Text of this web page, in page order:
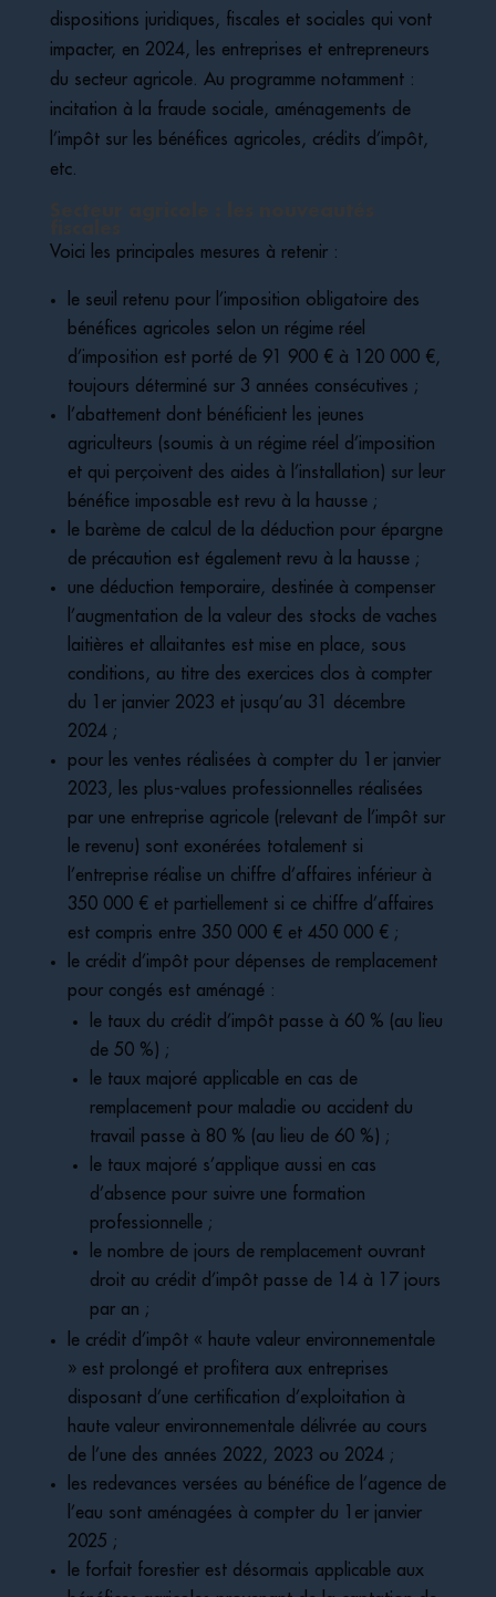
dispositions juridiques, fiscales et sociales qui vont
impacter, en 2024, les entreprises et entrepreneurs
du secteur agricole. Au programme notamment :
incitation à la fraude sociale, aménagements de
l’impôt sur les bénéfices agricoles, crédits d’impôt,
etc.
Voici les principales mesures à retenir :
le seuil retenu pour l’imposition obligatoire des
bénéfices agricoles selon un régime réel
d’imposition est porté de 91 900 € à 120 000 €,
toujours déterminé sur 3 années consécutives ;
l’abattement dont bénéficient les jeunes
agriculteurs (soumis à un régime réel d’imposition
et qui perçoivent des aides à l’installation) sur leur
bénéfice imposable est revu à la hausse ;
le barème de calcul de la déduction pour épargne
de précaution est également revu à la hausse ;
une déduction temporaire, destinée à compenser
l’augmentation de la valeur des stocks de vaches
laitières et allaitantes est mise en place, sous
conditions, au titre des exercices clos à compter
du 1er janvier 2023 et jusqu’au 31 décembre
2024 ;
pour les ventes réalisées à compter du 1er janvier
2023, les plus-values professionnelles réalisées
par une entreprise agricole (relevant de l’impôt sur
le revenu) sont exonérées totalement si
l’entreprise réalise un chiffre d’affaires inférieur à
350 000 € et partiellement si ce chiffre d’affaires
est compris entre 350 000 € et 450 000 € ;
le crédit d’impôt pour dépenses de remplacement
pour congés est aménagé :
le taux du crédit d’impôt passe à 60 % (au lieu
de 50 %) ;
le taux majoré applicable en cas de
remplacement pour maladie ou accident du
travail passe à 80 % (au lieu de 60 %) ;
le taux majoré s’applique aussi en cas
d’absence pour suivre une formation
professionnelle ;
le nombre de jours de remplacement ouvrant
droit au crédit d’impôt passe de 14 à 17 jours
par an ;
le crédit d’impôt « haute valeur environnementale
» est prolongé et profitera aux entreprises
disposant d’une certification d’exploitation à
haute valeur environnementale délivrée au cours
de l’une des années 2022, 2023 ou 2024 ;
les redevances versées au bénéfice de l’agence de
l’eau sont aménagées à compter du 1er janvier
2025 ;
le forfait forestier est désormais applicable aux